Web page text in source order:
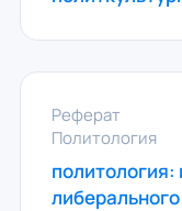
Реферат
Политология